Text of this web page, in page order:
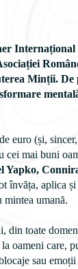
Minții. De
euro (și,
cei mai buni
Yapko,
învăța, aplica
umană.
din toate
oameni care,
sau